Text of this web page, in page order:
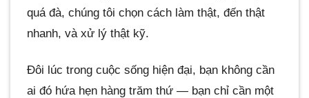
quá đà, chúng tôi chọn cách làm thật, đến thật
nhanh, và xử lý thật kỹ.
Đôi lúc trong cuộc sống hiện đại, bạn không cần
ai đó hứa hẹn hàng trăm thứ — bạn chỉ cần một